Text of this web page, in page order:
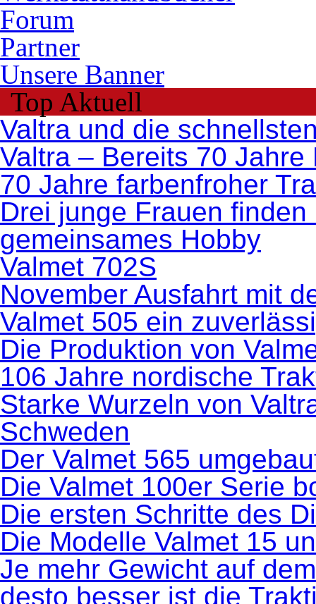
Forum
Partner
Unsere Banner
Top Aktuell
Valtra und die
Valtra – Bereits 70
70 Jahre farbenfroher
Drei junge Frauen
gemeinsames Hobby
Valmet 702S
November Ausfahrt mit
Valmet 505 ein
Die Produktion von
106 Jahre nordische
Starke Wurzeln von
Schweden
Der Valmet 565
Die Valmet 100er Serie
Die ersten Schritte des
Die Modelle Valmet 15
Je mehr Gewicht auf
desto besser ist die